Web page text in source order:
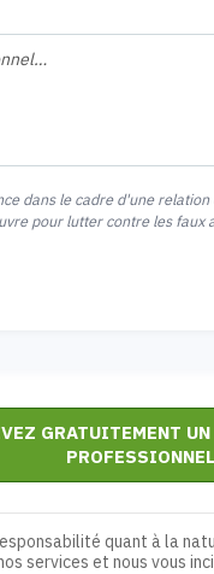
dans le cadre d'une
pour lutter contre les faux
GRATUITEMENT
PROFESSIONNEL
quant à la
services et nous vous